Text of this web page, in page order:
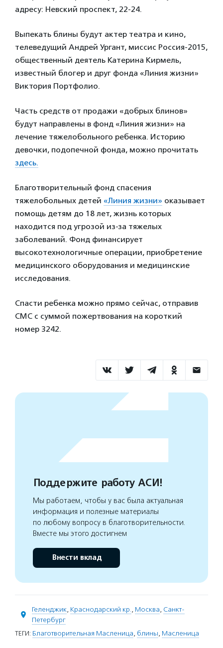
адресу: Невский проспект, 22-24.
Выпекать блины будут актер театра и кино,
телеведущий Андрей Ургант, миссис Россия-2015,
общественный деятель Катерина Кирмель,
известный блогер и друг фонда «Линия жизни»
Виктория Портфолио.
Часть средств от продажи «добрых блинов»
будут направлены в фонд «Линия жизни» на
лечение тяжелобольного ребенка. Историю
девочки, подопечной фонда, можно прочитать
здесь.
Благотворительный фонд спасения
тяжелобольных детей «Линия жизни» оказывает
помощь детям до 18 лет, жизнь которых
находится под угрозой из-за тяжелых
заболеваний. Фонд финансирует
высокотехнологичные операции, приобретение
медицинского оборудования и медицинские
исследования.
Спасти ребенка можно прямо сейчас, отправив
СМС с суммой пожертвования на короткий
номер 3242.
Поддержите работу АСИ!
Мы работаем, чтобы у вас была актуальная
информация и полезные материалы
по любому вопросу в благотворительности.
Вместе мы этого достигнем
Внести вклад
Геленджик, Краснодарский кр., Москва, Санкт-
Петербург
ТЕГИ: Благотворительная Масленица, блины, Масленица